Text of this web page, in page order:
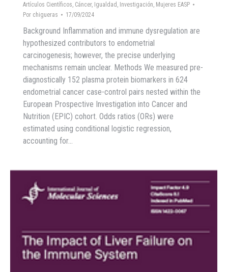
Artículos Científicos, Cáncer, Igualdad , Investigación, Mujeres EASP
Por chigueras 17/09/2024
Background Inflammation and immune dysregulation are
hypothesized contributors to endometrial
carcinogenesis; however, the precise underlying
mechanisms remain unclear. Methods We measured pre-
diagnostically 152 plasma protein biomarkers in 624
endometrial cancer case-control pairs nested within the
European Prospective Investigation into Cancer and
Nutrition (EPIC) cohort. Odds ratios (ORs) were
estimated using conditional logistic regression,
accounting for…